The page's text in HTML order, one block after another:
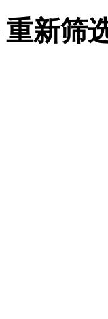
重新筛